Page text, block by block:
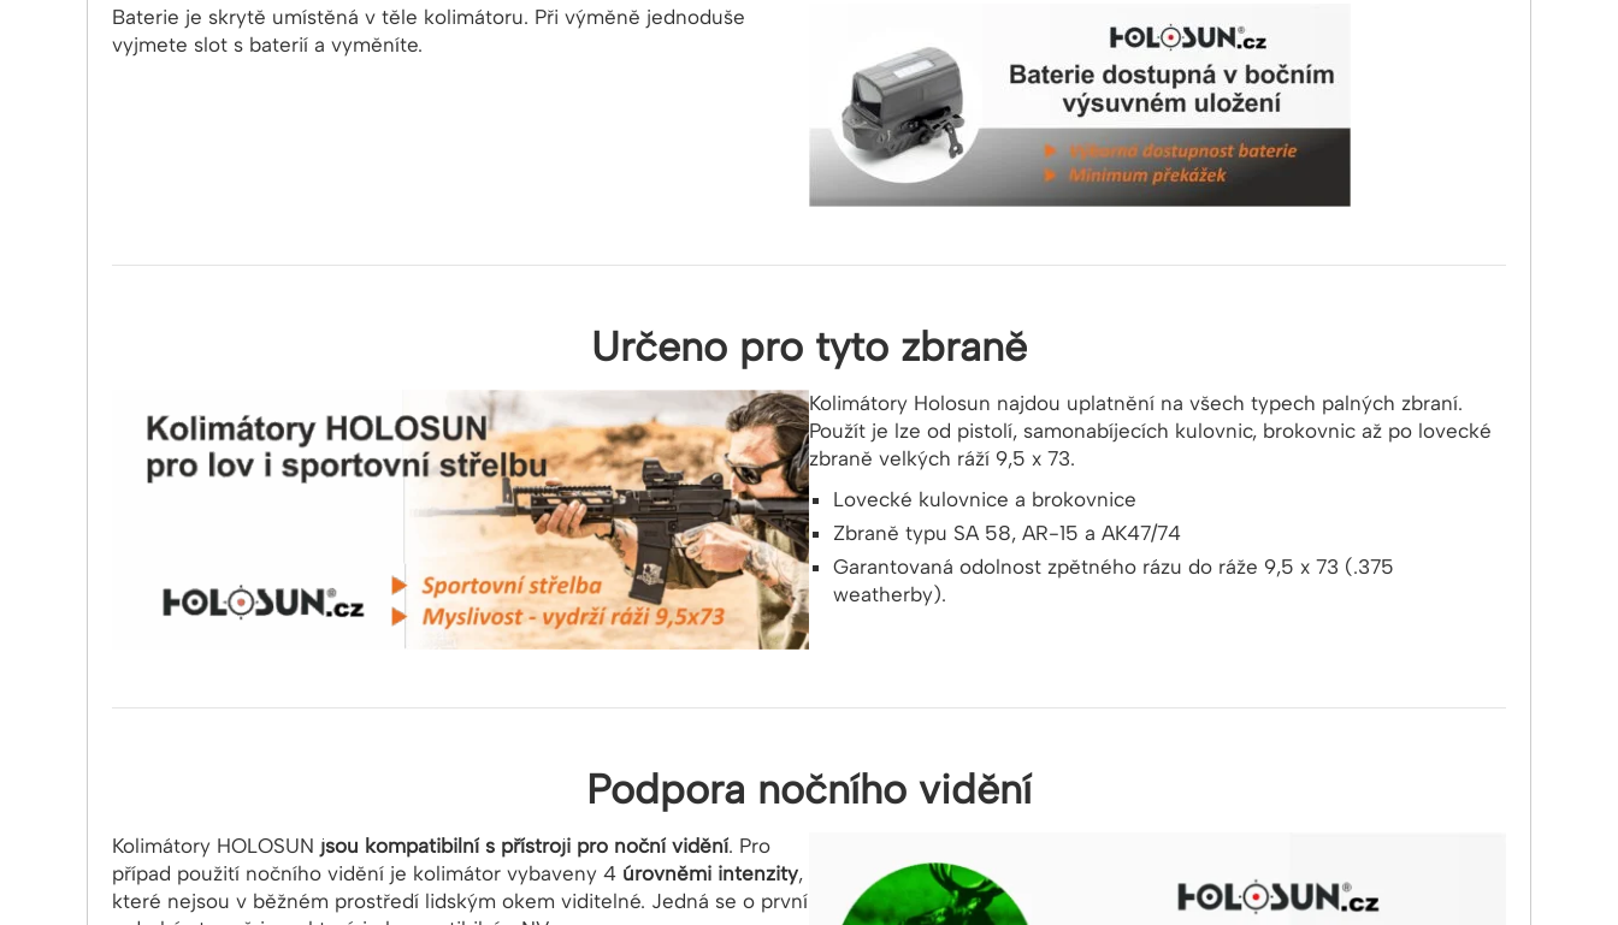
Baterie je skrytě umístěná v těle kolimátoru. Při výměně jednoduše
vyjmete slot s baterií a vyměníte.
Určeno pro tyto zbraně
Kolimátory Holosun najdou uplatnění na všech typech palných zbraní.
Použít je lze od pistolí, samonabíjecích kulovnic, brokovnic až po lovecké
zbraně velkých ráží 9,5 x 73.
Lovecké kulovnice a brokovnice
Zbraně typu SA 58, AR-15 a AK47/74
Garantovaná odolnost zpětného rázu do ráže 9,5 x 73 (.375
weatherby).
Podpora nočního vidění
Kolimátory HOLOSUN jsou kompatibilní s přístroji pro noční vidění. Pro
případ použití nočního vidění je kolimátor vybaveny 4 úrovněmi intenzity,
které nejsou v běžném prostředí lidským okem viditelné. Jedná se o první